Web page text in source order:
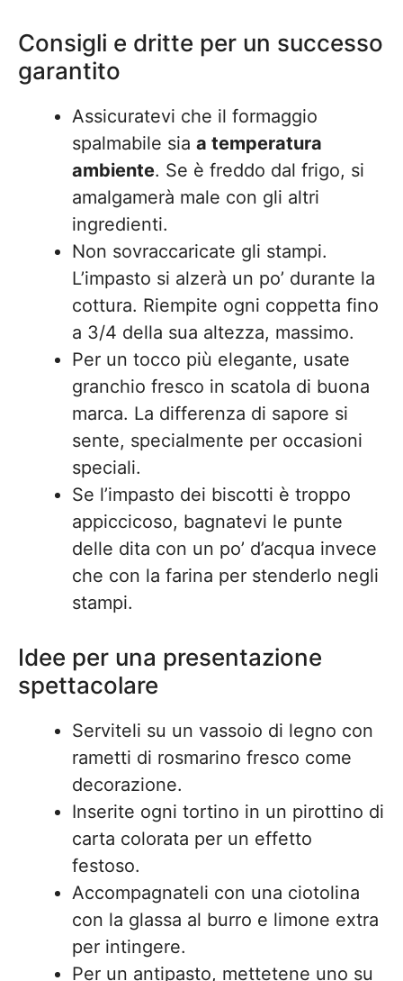
Consigli e dritte per un successo
garantito
Assicuratevi che il formaggio
spalmabile sia a temperatura
ambiente. Se è freddo dal frigo, si
amalgamerà male con gli altri
ingredienti.
Non sovraccaricate gli stampi.
L’impasto si alzerà un po’ durante la
cottura. Riempite ogni coppetta fino
a 3/4 della sua altezza, massimo.
Per un tocco più elegante, usate
granchio fresco in scatola di buona
marca. La differenza di sapore si
sente, specialmente per occasioni
speciali.
Se l’impasto dei biscotti è troppo
appiccicoso, bagnatevi le punte
delle dita con un po’ d’acqua invece
che con la farina per stenderlo negli
stampi.
Idee per una presentazione
spettacolare
Serviteli su un vassoio di legno con
rametti di rosmarino fresco come
decorazione.
Inserite ogni tortino in un pirottino di
carta colorata per un effetto
festoso.
Accompagnateli con una ciotolina
con la glassa al burro e limone extra
per intingere.
Per un antipasto, mettetene uno su